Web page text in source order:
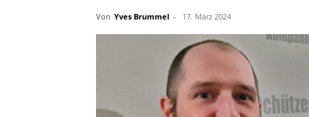
Von Yves Brummel - 17. März 2024